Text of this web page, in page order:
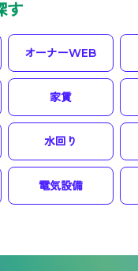
す
オーナーWEB
家賃
水回り
電気設備